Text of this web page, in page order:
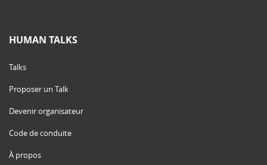
HUMAN TALKS
Talks
Proposer un Talk
Devenir organisateur
Code de conduite
À propos